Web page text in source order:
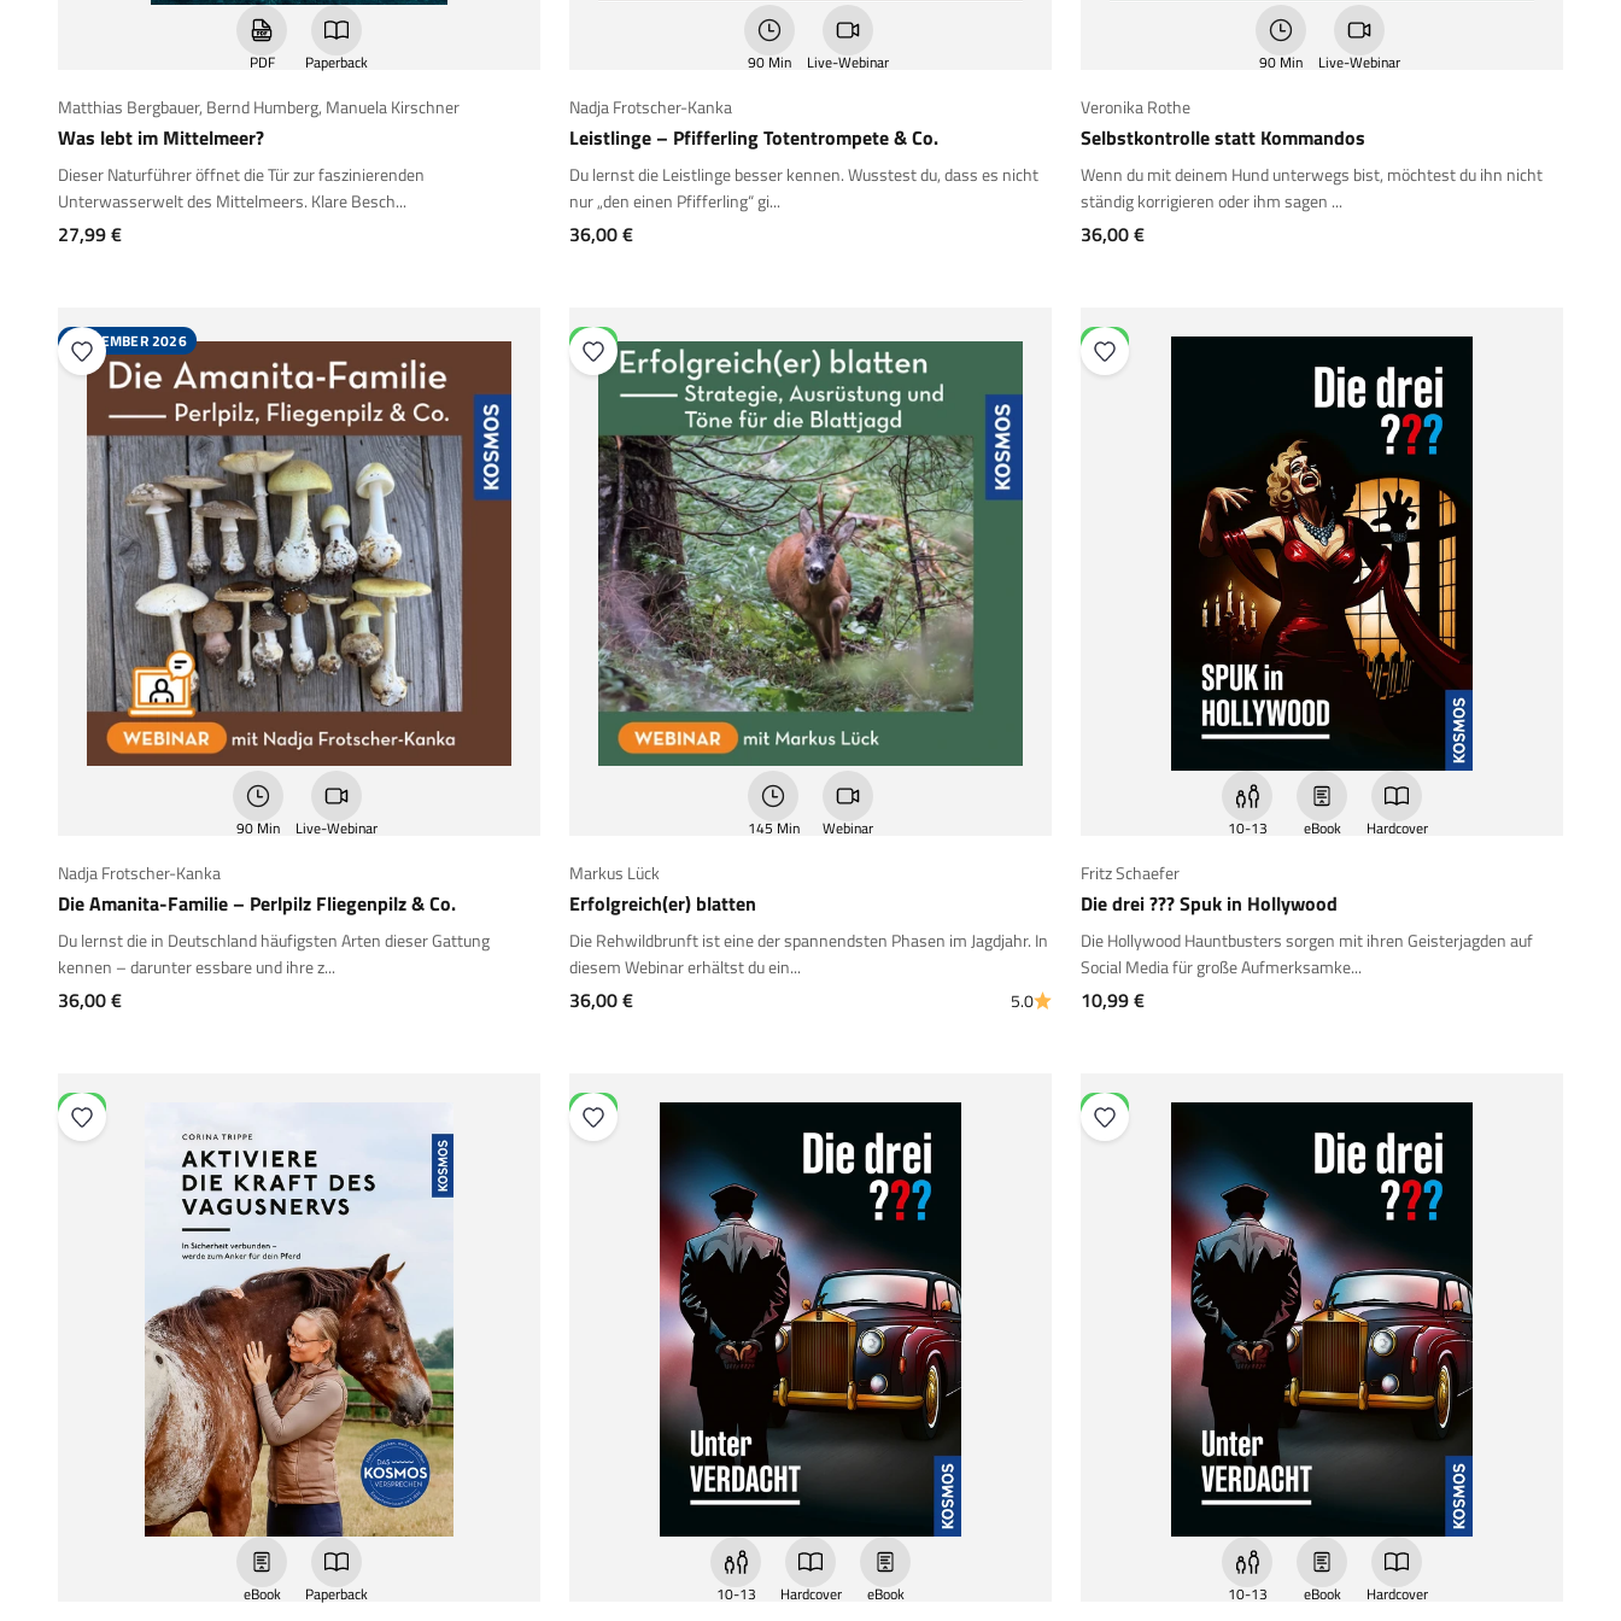
PDF Paperback
Matthias Bergbauer, Bernd Humberg, Manuela Kirschner
Was lebt im Mittelmeer?
Dieser Naturführer öffnet die Tür zur faszinierenden
Unterwasserwelt des Mittelmeers. Klare Besch...
Angebot
27,99 €
90 Min Live-Webinar
Nadja Frotscher-Kanka
Leistlinge – Pfifferling Totentrompete & Co.
Du lernst die Leistlinge besser kennen. Wusstest du, dass es nicht
nur „den einen Pfifferling“ gi...
Angebot
36,00 €
90 Min Live-Webinar
Veronika Rothe
Selbstkontrolle statt Kommandos
Wenn du mit deinem Hund unterwegs bist, möchtest du ihn nicht
ständig korrigieren oder ihm sagen ...
Angebot
36,00 €
SEPTEMBER 2026
90 Min Live-Webinar
Nadja Frotscher-Kanka
Die Amanita-Familie – Perlpilz Fliegenpilz & Co.
Du lernst die in Deutschland häufigsten Arten dieser Gattung
kennen – darunter essbare und ihre z...
Angebot
36,00 €
NEU
145 Min Webinar
Markus Lück
Erfolgreich(er) blatten
Die Rehwildbrunft ist eine der spannendsten Phasen im Jagdjahr. In
diesem Webinar erhältst du ein...
Angebot
36,00 € 5.0
NEU
10-13 eBook Hardcover
Fritz Schaefer
Die drei ??? Spuk in Hollywood
Die Hollywood Hauntbusters sorgen mit ihren Geisterjagden auf
Social Media für große Aufmerksamke...
Angebot
10,99 €
NEU
eBook Paperback
NEU
10-13 Hardcover eBook
NEU
10-13 eBook Hardcover